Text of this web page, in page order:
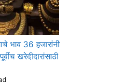
भाव 36 हजारांनी
खरेदीदारांसाठी